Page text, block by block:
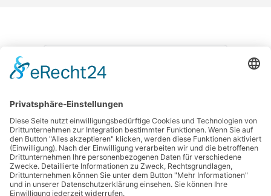
BEWERBEN
ELFLEIN Holding GmbH | Regnitzstraße 18b | 96052 Bamberg